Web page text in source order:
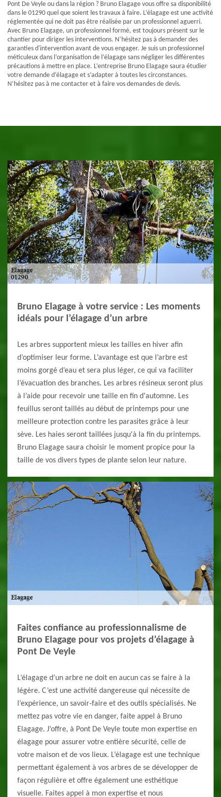
Pont De Veyle ou dans la région ? Bruno Elagage vous offre sa disponibilité
dans le 01290 quel que soient les travaux à faire. L’élagage est une activité
réglementée qui ne doit pas être réalisée par un professionnel aguerri.
Avec Bruno Elagage, un professionnel formé, est toujours présent sur le
chantier pour diriger les interventions. N’hésitez pas à demander des
garanties d'intervention avant de vous engager. Je suis un professionnel
méticuleux dans l’organisation de l’élagage sans négliger les différentes
précautions à mettre en place. L’entreprise Bruno Elagage saura étudier
votre demande d’élagage et s’adapter à toutes les circonstances.
N’hésitez pas à me contacter et à faire vos demandes de devis.
Bruno Elagage à votre service : Les moments
idéals pour l’élagage d’un arbre
Les arbres supportent mieux les tailles en hiver afin
d’optimiser leur forme. L’avantage est que l’arbre est
moins gorgé d’eau et sera plus léger, ce qui va faciliter
l’évacuation des branches. Les arbres résineux seront plus
à l’aide pour recevoir une taille en fin d'automne. Les
feuillus seront taillés au début de printemps pour une
meilleure protection contre les parasites grâce à leur
sève. Les haies seront taillées jusqu'à la fin du printemps.
Bruno Elagage saura choisir le moment propice pour la
taille de vos divers types de plante selon leur nature.
Faites confiance au professionnalisme de
Bruno Elagage pour vos projets d’élagage à
Pont De Veyle
L’élagage d’un arbre ne doit en aucun cas se faire à la
légère. C’est une activité dangereuse qui nécessite de
l’expérience, un savoir-faire et des outils spécialisés. Ne
mettez pas votre vie en danger, faite appel à Bruno
Elagage. J’offre, à Pont De Veyle toute mon expertise en
élagage pour assurer votre entière sécurité, celle de
votre maison et de vos lieux. L’élagage est une technique
permettant également à vos arbres de se développer de
façon régulière et offre également une esthétique
visuelle. Faites appel à mon expertise et nous